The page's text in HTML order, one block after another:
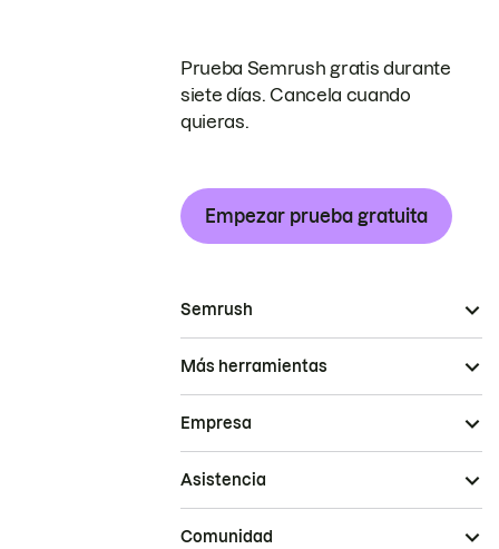
Prueba Semrush gratis durante
siete días. Cancela cuando
quieras.
Empezar prueba gratuita
Semrush
Más herramientas
Empresa
Asistencia
Comunidad